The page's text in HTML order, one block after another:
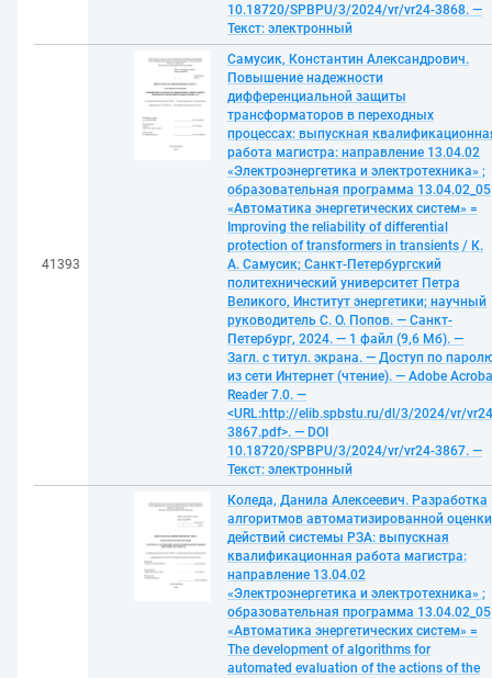
10.18720/SPBPU/3/2024/vr/vr24-3868. —
Текст: электронный
41393
Самусик, Константин Александрович.
Повышение надежности
дифференциальной защиты
трансформаторов в переходных
процессах: выпускная
работа магистра: направление 13.04.02
«Электроэнергетика и электротехника» ;
образовательная программа 13.04.02_05
«Автоматика энергетических систем» =
Improving the reliability of differential
protection of transformers in transients / К.
А. Самусик; Санкт-Петербургский
политехнический университет Петра
Великого, Институт энергетики; научный
руководитель С. О. Попов. — Санкт-
Петербург, 2024. — 1 файл (9,6 Мб). —
Загл. с титул. экрана. — Доступ по
из сети Интернет (чтение). — Adobe
Reader 7.0. —
<URL:http://elib.spbstu.ru/dl/3/2024/vr/
3867.pdf>. — DOI
10.18720/SPBPU/3/2024/vr/vr24-3867. —
Текст: электронный
Коледа, Данила Алексеевич. Разработка
алгоритмов автоматизированной оценки
действий системы РЗА: выпускная
квалификационная работа магистра:
направление 13.04.02
«Электроэнергетика и электротехника» ;
образовательная программа 13.04.02_05
«Автоматика энергетических систем» =
The development of algorithms for
automated evaluation of the actions of the